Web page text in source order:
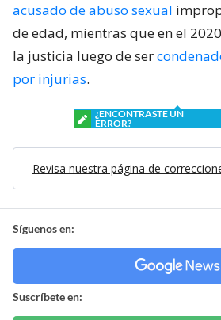
acusado de abuso sexual
de edad, mientras que en el
la justicia luego de ser
por injurias.
¿ENCONTRASTE UN
ERROR?
Revisa nuestra página de
Síguenos en:
Suscríbete en: